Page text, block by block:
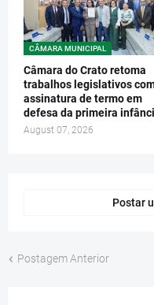
CÂMARA MUNICIPAL
Câmara do Crato retoma
trabalhos legislativos
assinatura de termo em
defesa da primeira
August 07, 2026
Postar
Postagem Anterior